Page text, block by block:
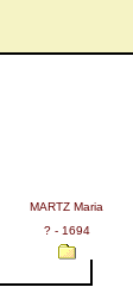
MARTZ Maria
? - 1694